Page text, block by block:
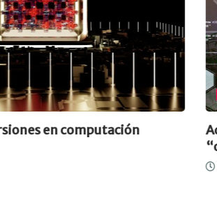
en computación